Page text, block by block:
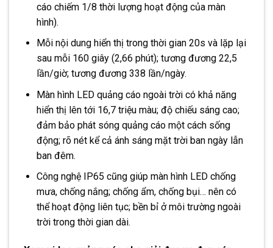
cáo chiếm 1/8 thời lượng hoạt động của màn
hình).
Mỗi nội dung hiển thị trong thời gian 20s và lặp lại
sau mỗi 160 giây (2,66 phút); tương đương 22,5
lần/giờ; tương đương 338 lần/ngày.
Màn hình LED quảng cáo ngoài trời có khả năng
hiển thị lên tới 16,7 triệu màu; độ chiếu sáng cao;
đảm bảo phát sóng quảng cáo một cách sống
động; rõ nét kể cả ánh sáng mặt trời ban ngày lẫn
ban đêm.
Công nghệ IP65 cũng giúp màn hình LED chống
mưa, chống nắng; chống ẩm, chống bụi… nên có
thể hoạt động liên tục; bền bỉ ở môi trường ngoài
trời trong thời gian dài.